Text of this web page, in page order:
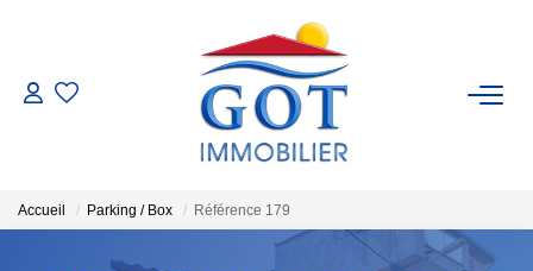
VENTES
Accueil Parking / Box Référence 179